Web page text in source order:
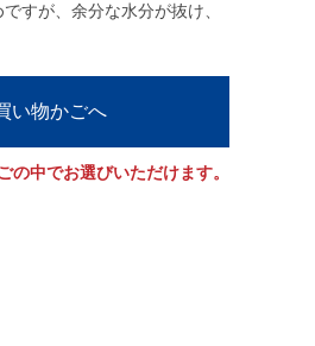
すが、余分な水分が抜け、
い物かごへ
の中でお選びいただけます。